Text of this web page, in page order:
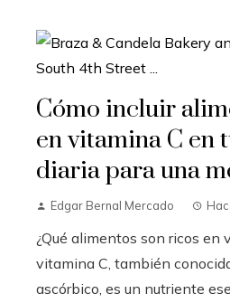
Cómo incluir
en vitamina C en
diaria para una
Edgar Bernal Mercado
¿Qué alimentos son ricos en
vitamina C, también
ascórbico, es un nutriente